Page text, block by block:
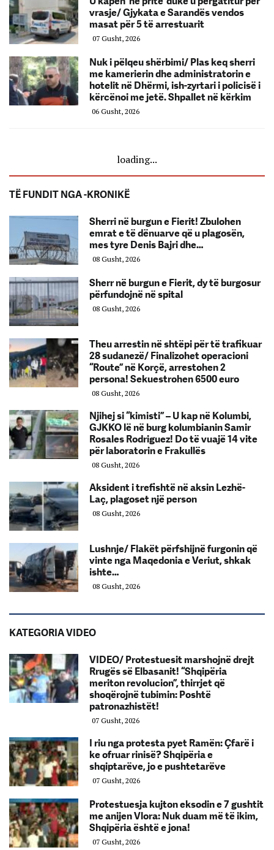
vrasje/ Gjykata e Sarandës vendos
masat për 5 të arrestuarit
07 Gusht, 2026
Nuk i pëlqeu shërbimi/ Plas keq sherri
me kamerierin dhe administratorin e
hotelit në Dhërmi, ish-zyrtari i policisë i
kërcënoi me jetë. Shpallet në kërkim
06 Gusht, 2026
loading...
TË FUNDIT NGA -KRONIKË
Sherri në burgun e Fierit! Zbulohen
emrat e të dënuarve që u plagosën,
mes tyre Denis Bajri dhe…
08 Gusht, 2026
Sherr në burgun e Fierit, dy të burgosur
përfundojnë në spital
08 Gusht, 2026
Theu arrestin në shtëpi për të trafikuar
28 sudanezë/ Finalizohet operacioni
“Route” në Korçë, arrestohen 2
persona! Sekuestrohen 6500 euro
08 Gusht, 2026
Njihej si “kimisti” – U kap në Kolumbi,
GJKKO lë në burg kolumbianin Samir
Rosales Rodriguez! Do të vuajë 14 vite
për laboratorin e Frakullës
08 Gusht, 2026
Aksident i trefishtë në aksin Lezhë-
Laç, plagoset një person
08 Gusht, 2026
Lushnje/ Flakët përfshijnë furgonin që
vinte nga Maqedonia e Veriut, shkak
ishte…
08 Gusht, 2026
KATEGORIA VIDEO
VIDEO/ Protestuesit marshojnë drejt
Rrugës së Elbasanit! “Shqipëria
meriton revolucion”, thirrjet që
shoqërojnë tubimin: Poshtë
patronazhistët!
07 Gusht, 2026
I riu nga protesta pyet Ramën: Çfarë i
ke ofruar rinisë? Shqipëria e
shqiptarëve, jo e pushtetarëve
07 Gusht, 2026
Protestuesja kujton eksodin e 7 gushtit
me anijen Vlora: Nuk duam më të ikim,
Shqipëria është e jona!
07 Gusht, 2026